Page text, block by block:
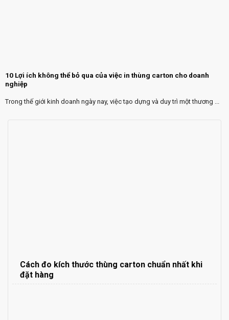
10 Lợi ích không thể bỏ qua của việc in thùng carton cho doanh
nghiệp
Trong thế giới kinh doanh ngày nay, việc tạo dựng và duy trì một thương ...
Cách đo kích thước thùng carton chuẩn nhất khi
đặt hàng